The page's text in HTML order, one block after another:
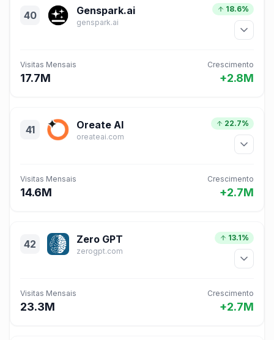
40 Genspark.ai
genspark.ai
18.6%
Visitas Mensais
17.7M
Crescimento
+2.8M
41 Oreate AI
oreateai.com
22.7%
Visitas Mensais
14.6M
Crescimento
+2.7M
42 Zero GPT
zerogpt.com
13.1%
Visitas Mensais
23.3M
Crescimento
+2.7M